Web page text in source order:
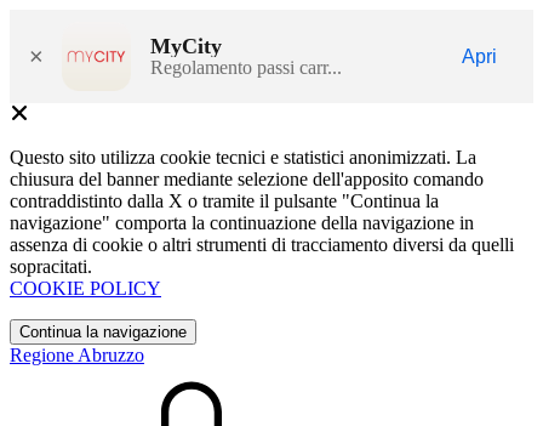
× MyCity
Regolamento passi carr...
Apri
Questo sito utilizza cookie tecnici e statistici anonimizzati. La
chiusura del banner mediante selezione dell'apposito comando
contraddistinto dalla X o tramite il pulsante "Continua la
navigazione" comporta la continuazione della navigazione in
assenza di cookie o altri strumenti di tracciamento diversi da quelli
sopracitati.
COOKIE POLICY
Continua la navigazione
Regione Abruzzo